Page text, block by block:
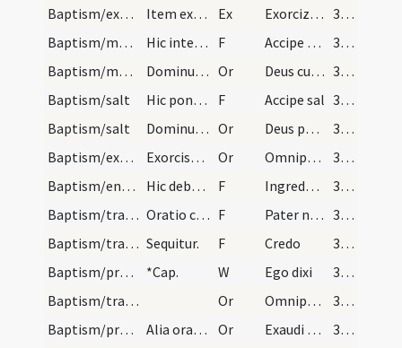
Baptism/exsufflation
Item exsuffla in faciem eius ut supra. Ex Exorcizo te omnis
348 (143)
Baptism/marking
Hic interroga de nomine eius et voca ex nomine si… F Accipe signum sanctae Crucis serva praecepta divina verbo Dei renatus es et caelesti luminae formatus Ingredere in templum Dei vivi et sublato errore tenebrarum te evasisse laqueos mortis laetus agnosce. Nunc ergo promissa caelestia et adventum Dei omnipotentis exspecta ut possis sperare venturum Verbum gentium virginali partu editum credentibus annuntiatum in cuius invocatione illuminabis cuiusque signaculo in fronte signabis per hoc signum quod numquam designabitur In nomine Dei Patris omnipotentis In nomine Iesu Christi Filii eius qui venturus in Spiritu Sancto iudicare saeculum per ignem.
348 (143)
Baptism/marking
Dominus vobiscum. Or Deus cui ad initiandum
348 (143)
Baptism/salt
Hic pone salem in os ipsius infantis vocans nomen. F Accipe sal
348 (143)
Baptism/salt
Dominus vobiscum. Or Deus patrum nostrorum
348 (143)
Baptism/exorcism
Exorcismus sancti Ambrosii. Dominus vobiscum. Or Omnipotens ... securus aggrediar.
348 (143)
Baptism/entrance
Hic debet sacerdos in ecclesiam intrare dicens ha… F Ingredere filii in domum Dei audi patrem tuum docentem te viam scientiae.
348 (143)
Baptism/tradition of Lord's Prayer
Oratio communis ad omnia. [Hic infans...] Sequitu… F Pater noster
349 (144)
Baptism/traditio symboli Sequitur. F Credo
349 (144)
Baptism/preces
*Cap. W Ego dixi
349 (144)
Baptism/traditio symboli
Or Omnipotens ... pervenire mereatur.
349 (144)
Baptism/preces
Alia oratio. Or Exaudi Domine
349 (144)